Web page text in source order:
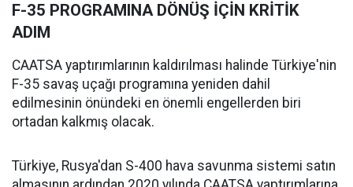
F-35 PROGRAMINA DÖNÜŞ İÇİN KRİTİK
ADIM
CAATSA yaptırımlarının kaldırılması halinde Türkiye'nin
F-35 savaş uçağı programına yeniden dahil
edilmesinin önündeki en önemli engellerden biri
ortadan kalkmış olacak.
Türkiye, Rusya'dan S-400 hava savunma sistemi satın